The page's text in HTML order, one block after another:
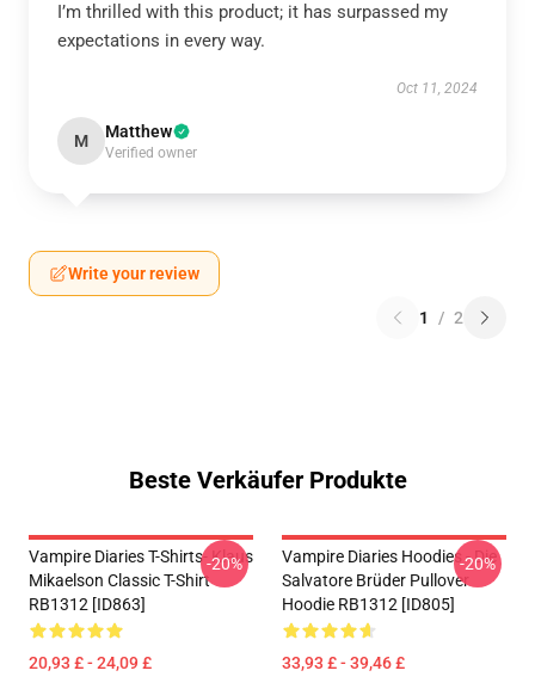
I’m thrilled with this product; it has surpassed my
expectations in every way.
Oct 11, 2024
M Matthew
Verified owner
Write your review
1 / 2
Beste Verkäufer Produkte
Vampire Diaries T-Shirts- Klaus
Mikaelson Classic T-Shirt
RB1312 [ID863]
20,93 £ - 24,09 £
-20%
Vampire Diaries Hoodies - Die
Salvatore Brüder Pullover
Hoodie RB1312 [ID805]
33,93 £ - 39,46 £
-20%